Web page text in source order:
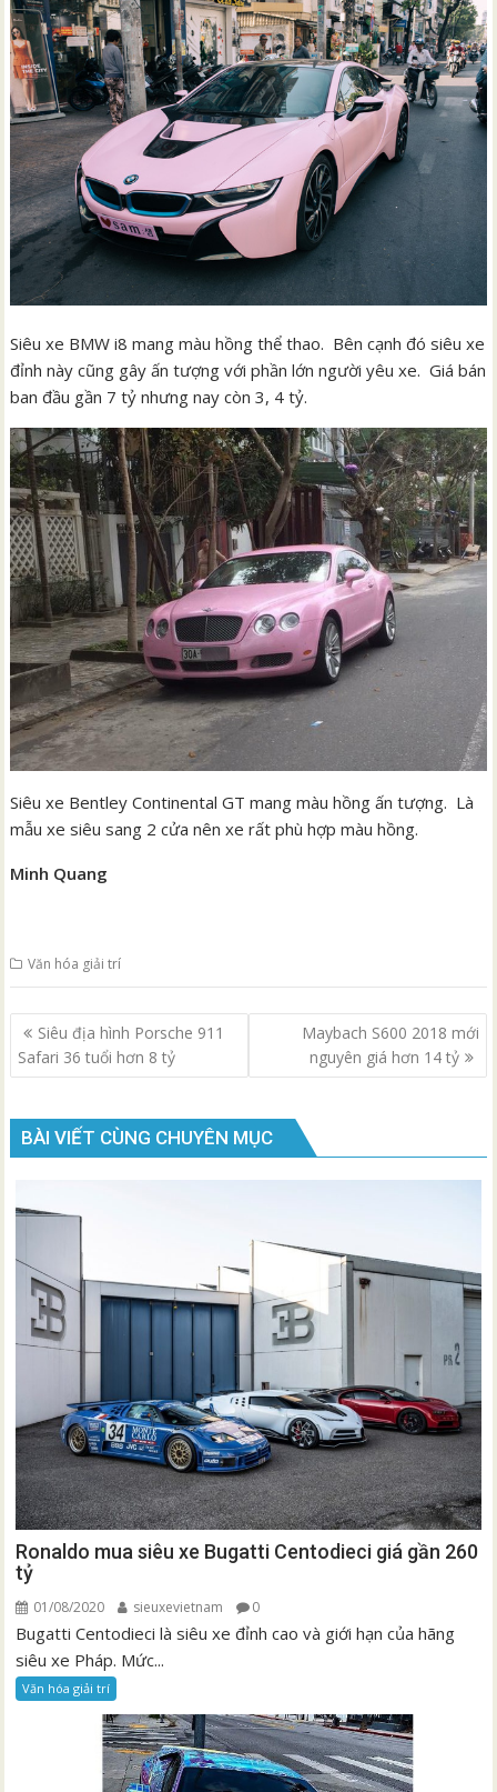
Siêu xe BMW i8 mang màu hồng thể thao. Bên cạnh đó siêu xe
đỉnh này cũng gây ấn tượng với phần lớn người yêu xe. Giá bán
ban đầu gần 7 tỷ nhưng nay còn 3, 4 tỷ.
Siêu xe Bentley Continental GT mang màu hồng ấn tượng. Là
mẫu xe siêu sang 2 cửa nên xe rất phù hợp màu hồng.
Minh Quang
Văn hóa giải trí
Điều
hướng
bài
viết
Siêu địa hình Porsche 911
Safari 36 tuổi hơn 8 tỷ
Maybach S600 2018 mới
nguyên giá hơn 14 tỷ
BÀI VIẾT CÙNG CHUYÊN MỤC
Ronaldo mua siêu xe Bugatti Centodieci giá gần 260
tỷ
01/08/2020 sieuxevietnam 0
Bugatti Centodieci là siêu xe đỉnh cao và giới hạn của hãng
siêu xe Pháp. Mức...
Văn hóa giải trí